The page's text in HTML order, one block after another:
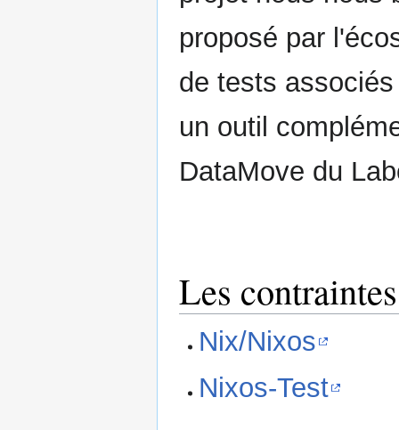
proposé par
de tests
un outil
DataMove du
Les
Nix/Nixos
Nixos-Test